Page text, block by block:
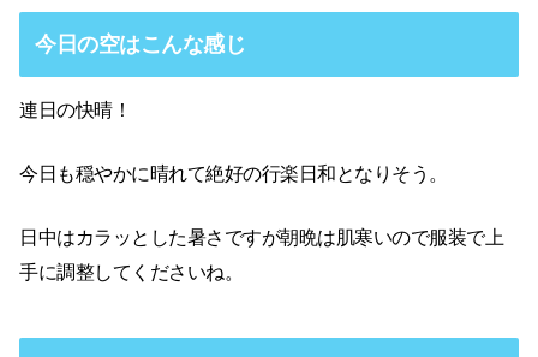
今日の空はこんな感じ
連日の快晴！
今日も穏やかに晴れて絶好の行楽日和となりそう。
日中はカラッとした暑さですが朝晩は肌寒いので服装で上
手に調整してくださいね。